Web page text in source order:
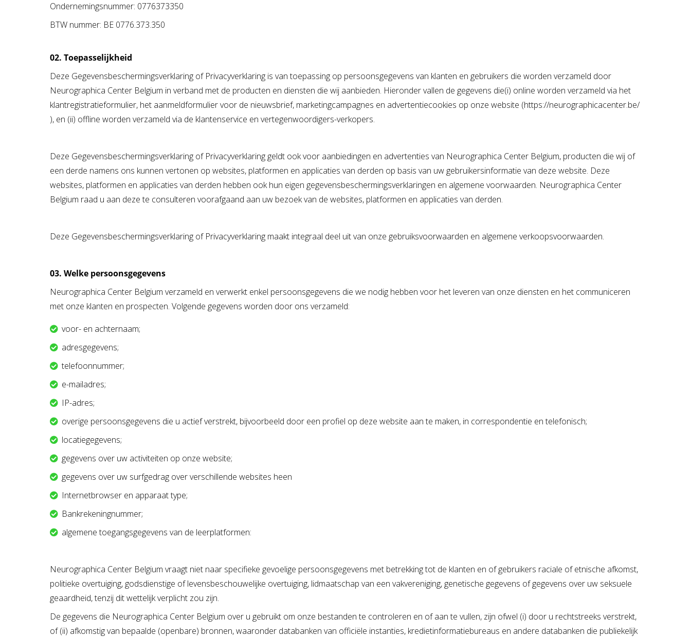
Ondernemingsnummer: 0776373350
BTW nummer: BE 0776.373.350
02. Toepasselijkheid
Deze Gegevensbeschermingsverklaring of Privacyverklaring is van toepassing op persoonsgegevens van klanten en gebruikers die worden verzameld door
Neurographica Center Belgium in verband met de producten en diensten die wij aanbieden. Hieronder vallen de gegevens die(i) online worden verzameld via het
klantregistratieformulier, het aanmeldformulier voor de nieuwsbrief, marketingcampagnes en advertentiecookies op onze website (https://neurographicacenter.be/
), en (ii) offline worden verzameld via de klantenservice en vertegenwoordigers-verkopers.
Deze Gegevensbeschermingsverklaring of Privacyverklaring geldt ook voor aanbiedingen en advertenties van Neurographica Center Belgium, producten die wij of
een derde namens ons kunnen vertonen op websites, platformen en applicaties van derden op basis van uw gebruikersinformatie van deze website. Deze
websites, platformen en applicaties van derden hebben ook hun eigen gegevensbeschermingsverklaringen en algemene voorwaarden. Neurographica Center
Belgium raad u aan deze te consulteren voorafgaand aan uw bezoek van de websites, platformen en applicaties van derden.
Deze Gegevensbeschermingsverklaring of Privacyverklaring maakt integraal deel uit van onze gebruiksvoorwaarden en algemene verkoopsvoorwaarden.
03. Welke persoonsgegevens
Neurographica Center Belgium verzameld en verwerkt enkel persoonsgegevens die we nodig hebben voor het leveren van onze diensten en het communiceren
met onze klanten en prospecten. Volgende gegevens worden door ons verzameld:
voor- en achternaam;
adresgegevens;
telefoonnummer;
e-mailadres;
IP-adres;
overige persoonsgegevens die u actief verstrekt, bijvoorbeeld door een profiel op deze website aan te maken, in correspondentie en telefonisch;
locatiegegevens;
gegevens over uw activiteiten op onze website;
gegevens over uw surfgedrag over verschillende websites heen
Internetbrowser en apparaat type;
Bankrekeningnummer;
algemene toegangsgegevens van de leerplatformen:
Neurographica Center Belgium vraagt niet naar specifieke gevoelige persoonsgegevens met betrekking tot de klanten en of gebruikers raciale of etnische afkomst,
politieke overtuiging, godsdienstige of levensbeschouwelijke overtuiging, lidmaatschap van een vakvereniging, genetische gegevens of gegevens over uw seksuele
geaardheid, tenzij dit wettelijk verplicht zou zijn.
De gegevens die Neurographica Center Belgium over u gebruikt om onze bestanden te controleren en of aan te vullen, zijn ofwel (i) door u rechtstreeks verstrekt,
of (ii) afkomstig van bepaalde (openbare) bronnen, waaronder databanken van officiële instanties, kredietinformatiebureaus en andere databanken die publiekelijk